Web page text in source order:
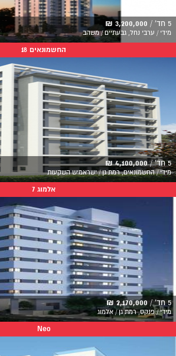
5 חד' / 3,200,000 ₪
מידי / ערבי נחל, גבעתיים / משהב
החשמונאים 18
5 חד' / 4,100,000 ₪
מידי / החשמונאים, רמת גן / ישראמיש השקעות
אלמוג 7
5 חד' / 2,170,000 ₪
מידי / פנקס, רמת גן / אלמוג
Neo